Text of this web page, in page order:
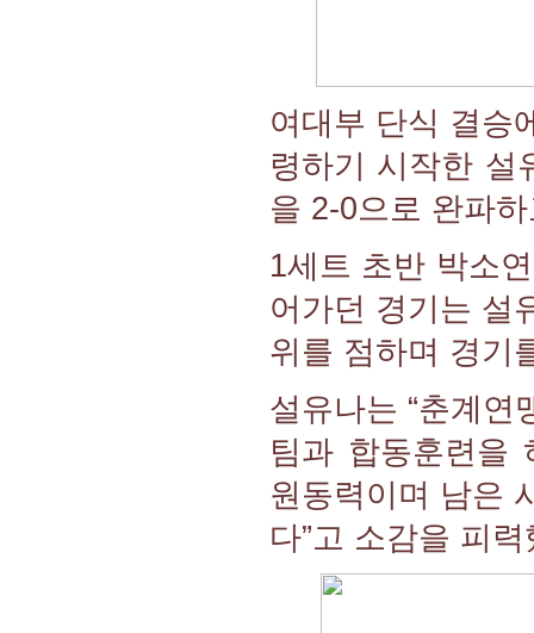
여대부 단식 결승
령하기 시작한 설
을 2-0으로 완파
1세트 초반 박소
어가던 경기는 설
위를 점하며 경기
설유나는 “춘계
팀과 합동훈련을
원동력이며 남은
다”고 소감을 피